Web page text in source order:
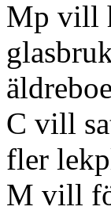
Mp vill
C vill
fler
M vill